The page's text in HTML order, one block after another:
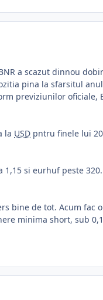
a scazut dinnou
pina la sfarsitul
previziunilor oficiale,
la USD pntru finele lui
1,15 si eurhuf peste
bine de tot. Acum fac
minima short, sub